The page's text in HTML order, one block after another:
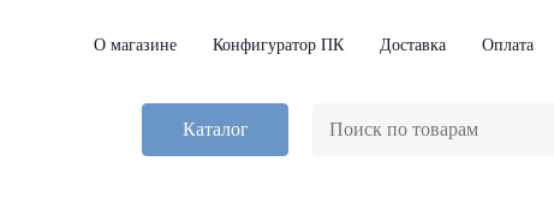
О магазине Конфигуратор ПК Доставка Оплата
Каталог